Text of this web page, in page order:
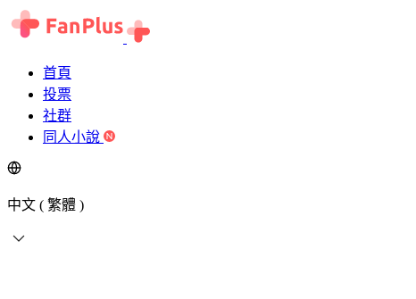
首頁
投票
社群
同人小說
中文 ( 繁體 )